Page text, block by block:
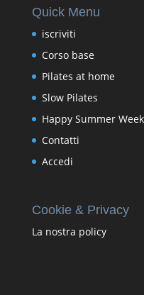
Quick Menu
iscriviti
Corso base
Pilates at home
Slow Pilates
Happy Summer Week
Contatti
Accedi
Cookie & Privacy
La nostra policy